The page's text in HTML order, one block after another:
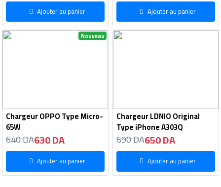
Ajouter au panier Ajouter au panier
Nouveau
Chargeur OPPO Type Micro-
65W
640 DA630 DA
Ajouter au panier
Chargeur LDNIO Original
Type iPhone A303Q
690 DA650 DA
Ajouter au panier